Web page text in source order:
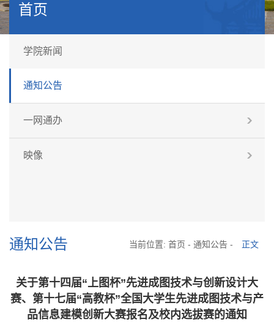
首页
学院新闻
通知公告
一网通办
映像
通知公告 当前位置: 首页 - 通知公告 - 正文
关于第十四届“上图杯”先进成图技术与创新设计大
赛、第十七届“高教杯”全国大学生先进成图技术与产
品信息建模创新大赛报名及校内选拔赛的通知